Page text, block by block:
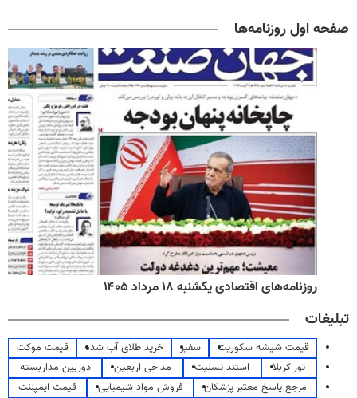
صفحه اول روزنامه‌ها
روزنامه‌های اقتصادی یکشنبه ۱۸ مرداد ۱۴۰۵
تبلیغات
قیمت شیشه سکوریت سفیر خرید طلای آب شده
قیمت موکت
تور کربلا
استند تسلیت مداحی اربعین
دوربین مداربسته
مرجع پاسخ معتبر پزشکان
فروش مواد شیمیایی
قیمت ایمپلنت